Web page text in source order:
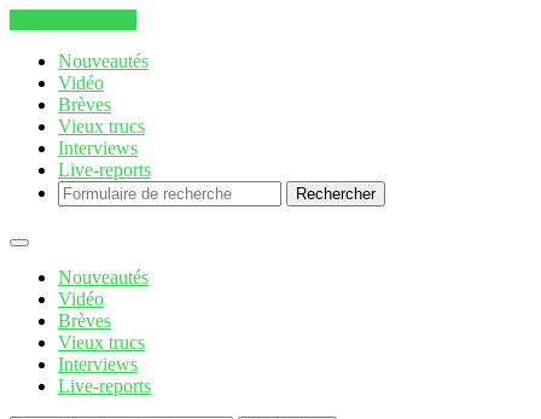
Nouveautés
Vidéo
Brèves
Vieux trucs
Interviews
Live-reports
Rechercher
Nouveautés
Vidéo
Brèves
Vieux trucs
Interviews
Live-reports